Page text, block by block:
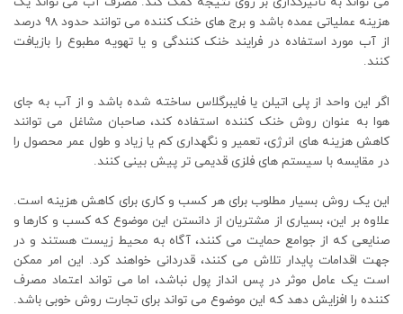
هزینه عملیاتی عمده باشد و برج های خنک کننده می توانند حدود 98 درصد
از آب مورد استفاده در فرایند خنک کنندگی و یا تهویه مطبوع را بازیافت
کنند.
اگر این واحد از پلی اتیلن یا فایبرگلاس ساخته شده باشد و از آب به جای
هوا به عنوان روش خنک کننده استفاده کند، صاحبان مشاغل می توانند
کاهش هزینه های انرژی، تعمیر و نگهداری کم یا زیاد و طول عمر محصول را
در مقایسه با سیستم های فلزی قدیمی تر پیش بینی کنند.
این یک روش بسیار مطلوب برای هر کسب و کاری برای کاهش هزینه است.
علاوه بر این، بسیاری از مشتریان از دانستن این موضوع که کسب‌ و کارها و
صنایعی که از جوامع حمایت می‌ کنند، آگاه به محیط‌ زیست هستند و در
جهت اقدامات پایدار تلاش می‌ کنند، قدردانی خواهند کرد. این امر ممکن
است یک عامل موثر در پس انداز پول نباشد، اما می تواند اعتماد مصرف
کننده را افزایش دهد که این موضوع می تواند برای تجارت روش خوبی باشد.